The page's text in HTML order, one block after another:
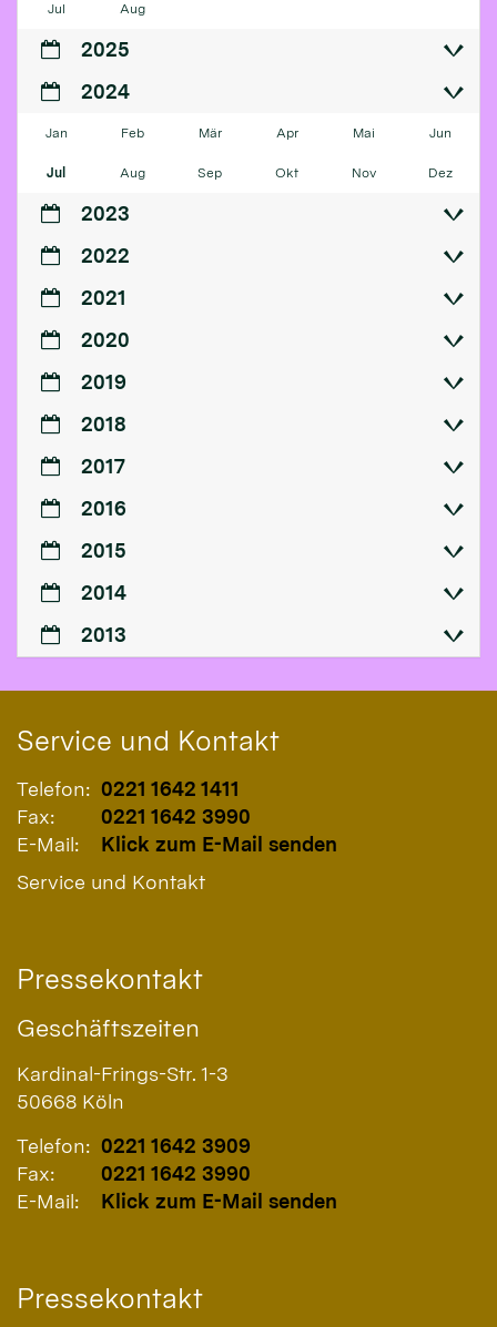
Jul Aug
2025
2024
Jan Feb Mär Apr Mai Jun
Jul Aug Sep Okt Nov Dez
2023
2022
2021
2020
2019
2018
2017
2016
2015
2014
2013
Service und Kontakt
Telefon: 0221 1642 1411
Fax:
0221 1642 3990
E-Mail:
Klick zum E-Mail senden
Service und Kontakt
Pressekontakt
Geschäftszeiten
Kardinal-Frings-Str. 1-3
50668 Köln
Telefon: 0221 1642 3909
Fax:
0221 1642 3990
E-Mail:
Klick zum E-Mail senden
Pressekontakt